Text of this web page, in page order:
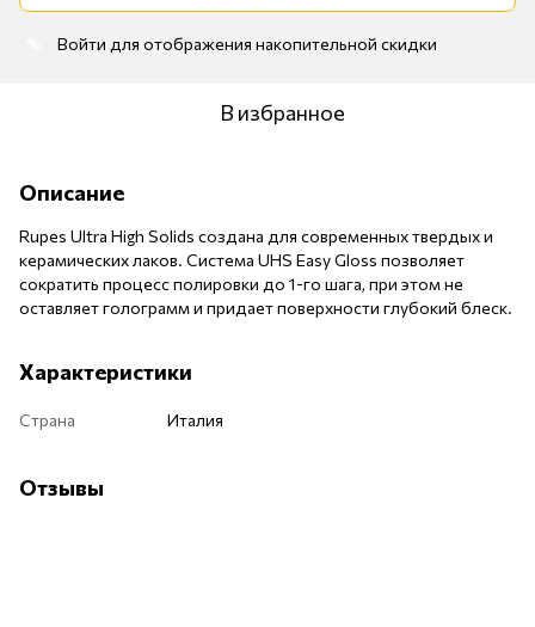
Войти для отображения накопительной скидки
В избранное
Описание
Rupes Ultra High Solids создана для современных твердых и
керамических лаков. Система UHS Easy Gloss позволяет
сократить процесс полировки до 1-го шага, при этом не
оставляет голограмм и придает поверхности глубокий блеск.
Характеристики
Страна Италия
Отзывы